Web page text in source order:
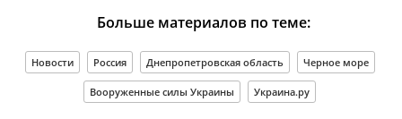
Больше материалов по теме:
Новости Россия Днепропетровская область Черное море
Вооруженные силы Украины Украина.ру